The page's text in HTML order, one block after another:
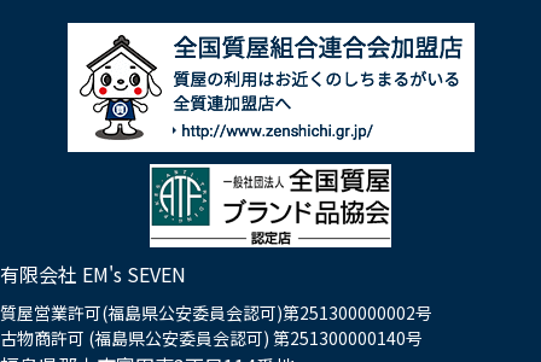
有限会社 EM's SEVEN
質屋営業許可(福島県公安委員会認可)第251300000002号
古物商許可 (福島県公安委員会認可) 第251300000140号